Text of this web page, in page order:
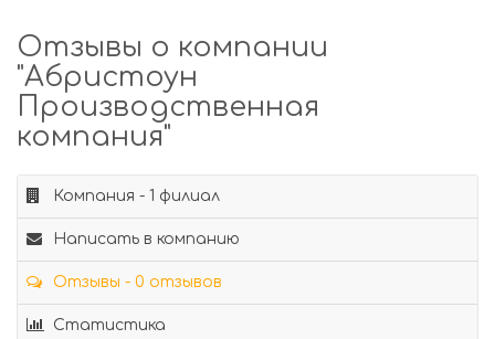
Отзывы о компании
"Абристоун
Производственная
компания"
Компания - 1 филиал
Написать в компанию
Отзывы - 0 отзывов
Статистика